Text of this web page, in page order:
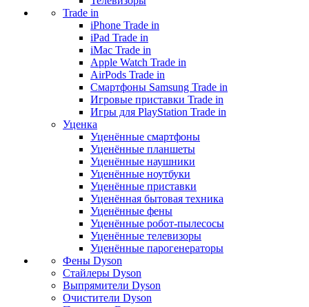
Trade in
iPhone Trade in
iPad Trade in
iMac Trade in
Apple Watch Trade in
AirPods Trade in
Смартфоны Samsung Trade in
Игровые приставки Trade in
Игры для PlayStation Trade in
Уценка
Уценённые смартфоны
Уценённые планшеты
Уценённые наушники
Уценённые ноутбуки
Уценённые приставки
Уценённая бытовая техника
Уценённые фены
Уценённые робот-пылесосы
Уценённые телевизоры
Уценённые парогенераторы
Фены Dyson
Стайлеры Dyson
Выпрямители Dyson
Очистители Dyson